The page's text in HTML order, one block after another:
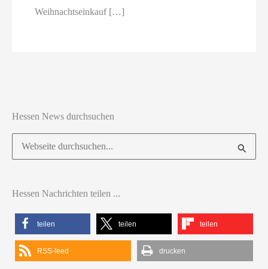
Weihnachtseinkauf […]
Hessen News durchsuchen
Suchen
nach:
Hessen Nachrichten teilen ...
teilen teilen teilen
RSS-feed drucken